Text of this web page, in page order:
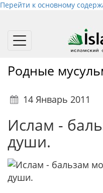
Перейти к основному
Toggle
Родные
14 Январь 2011
Ислам -
души.